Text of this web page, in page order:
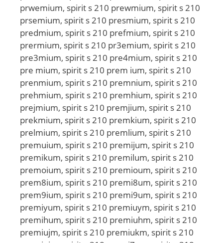
prwemium, spirit s 210 prewmium, spirit s 210
prsemium, spirit s 210 presmium, spirit s 210
predmium, spirit s 210 prefmium, spirit s 210
prermium, spirit s 210 pr3emium, spirit s 210
pre3mium, spirit s 210 pre4mium, spirit s 210
pre mium, spirit s 210 prem ium, spirit s 210
prenmium, spirit s 210 premnium, spirit s 210
prehmium, spirit s 210 premhium, spirit s 210
prejmium, spirit s 210 premjium, spirit s 210
prekmium, spirit s 210 premkium, spirit s 210
prelmium, spirit s 210 premlium, spirit s 210
premuium, spirit s 210 premijum, spirit s 210
premikum, spirit s 210 premilum, spirit s 210
premoium, spirit s 210 premioum, spirit s 210
prem8ium, spirit s 210 premi8um, spirit s 210
prem9ium, spirit s 210 premi9um, spirit s 210
premiyum, spirit s 210 premiuym, spirit s 210
premihum, spirit s 210 premiuhm, spirit s 210
premiujm, spirit s 210 premiukm, spirit s 210